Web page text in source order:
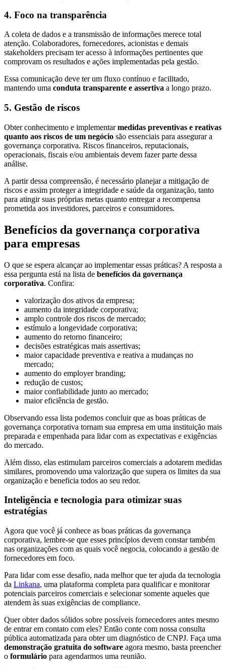
4. Foco na transparência
A coleta de dados e a transmissão de informações merece total
atenção. Colaboradores, fornecedores, acionistas e demais
stakeholders precisam ter acesso à informações pertinentes que
comprovam os resultados e ações implementadas pela gestão.
Essa comunicação deve ter um fluxo contínuo e facilitado,
mantendo uma conduta transparente e assertiva a longo prazo.
5. Gestão de riscos
Obter conhecimento e implementarmedidas preventivas e reativas
quanto aos riscos de um negócio são essenciais para assegurar a
governança corporativa. Riscos financeiros, reputacionais,
operacionais, fiscais e/ou ambientais devem fazer parte dessa
análise.
A partir dessa compreensão, é necessário planejar a mitigação de
riscos e assim proteger a integridade e saúde da organização, tanto
para atingir suas próprias metas quanto entregar a recompensa
prometida aos investidores, parceiros e consumidores.
Benefícios da governança corporativa
para empresas
O que se espera alcançar ao implementar essas práticas? A resposta a
essa pergunta está na lista de benefícios da governança
corporativa. Confira:
valorização dos ativos da empresa;
aumento da integridade corporativa;
amplo controle dos riscos de mercado;
estímulo a longevidade corporativa;
aumento do retorno financeiro;
decisões estratégicas mais assertivas;
maior capacidade preventiva e reativa a mudanças no
mercado;
aumento do employer branding;
redução de custos;
maior confiabilidade junto ao mercado;
maior eficiência de gestão.
Observando essa lista podemos concluir que as boas práticas de
governança corporativa tornam sua empresa em uma instituição mais
preparada e empenhada para lidar com as expectativas e exigências
do mercado.
Além disso, elas estimulam parceiros comerciais a adotarem medidas
similares, promovendo uma valorização que supera os limites da sua
organização e beneficia todos ao seu redor.
Inteligência e tecnologia para otimizar suas
estratégias
Agora que você já conhece as boas práticas da governança
corporativa, lembre-se que esses princípios devem constar também
nas organizações com as quais você negocia, colocando a gestão de
fornecedores em foco.
Para lidar com esse desafio, nada melhor que ter ajuda da tecnologia
da Linkana, uma plataforma completa para qualificar e monitorar
potenciais parceiros comerciais e selecionar somente aqueles que
atendem às suas exigências de compliance.
Quer obter dados sólidos sobre possíveis fornecedores antes mesmo
de entrar em contato com eles? Então conte com nossa consulta
pública automatizada para obter um diagnóstico de CNPJ. Faça uma
demonstração gratuita do software agora mesmo, basta preencher
o formulário para agendarmos uma reunião.